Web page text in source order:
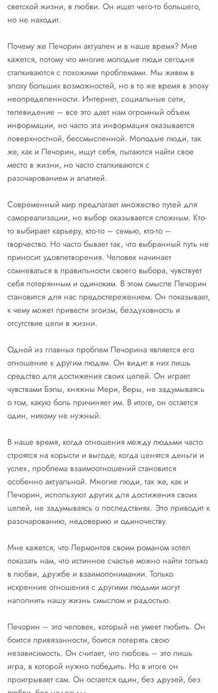
светской жизни, в любви. Он ищет чего-то большего,
но не находит.
Почему же Печорин актуален и в наше время? Мне
кажется, потому что многие молодые люди сегодня
сталкиваются с похожими проблемами. Мы живем в
эпоху больших возможностей, но в то же время в эпоху
неопределенности. Интернет, социальные сети,
телевидение – все это дает нам огромный объем
информации, но часто эта информация оказывается
поверхностной, бессмысленной. Молодые люди, так
же, как и Печорин, ищут себя, пытаются найти свое
место в жизни, но часто сталкиваются с
разочарованием и апатией.
Современный мир предлагает множество путей для
самореализации, но выбор оказывается сложным. Кто-
то выбирает карьеру, кто-то – семью, кто-то –
творчество. Но часто бывает так, что выбранный путь не
приносит удовлетворения. Человек начинает
сомневаться в правильности своего выбора, чувствует
себя потерянным и одиноким. В этом смысле Печорин
становится для нас предостережением. Он показывает,
к чему может привести эгоизм, бездуховность и
отсутствие цели в жизни.
Одной из главных проблем Печорина является его
отношение к другим людям. Он видит в них лишь
средство для достижения своих целей. Он играет
чувствами Бэлы, княжны Мери, Веры, не задумываясь
о том, какую боль причиняет им. В итоге, он остается
один, никому не нужный.
В наше время, когда отношения между людьми часто
строятся на корысти и выгоде, когда ценятся деньги и
успех, проблема взаимоотношений становится
особенно актуальной. Многие люди, так же, как и
Печорин, используют других для достижения своих
целей, не задумываясь о последствиях. Это приводит к
разочарованию, недоверию и одиночеству.
Мне кажется, что Лермонтов своим романом хотел
показать нам, что истинное счастье можно найти только
в любви, дружбе и взаимопонимании. Только
искренние отношения с другими людьми могут
наполнить нашу жизнь смыслом и радостью.
Печорин – это человек, который не умеет любить. Он
боится привязанности, боится потерять свою
независимость. Он считает, что любовь – это лишь
игра, в которой нужно победить. Но в итоге он
проигрывает сам. Он остается один, без друзей, без